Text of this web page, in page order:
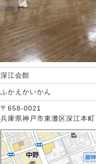
深江会館
ふかえかいかん
〒658-0021
兵庫県神戸市東灘区深江本町